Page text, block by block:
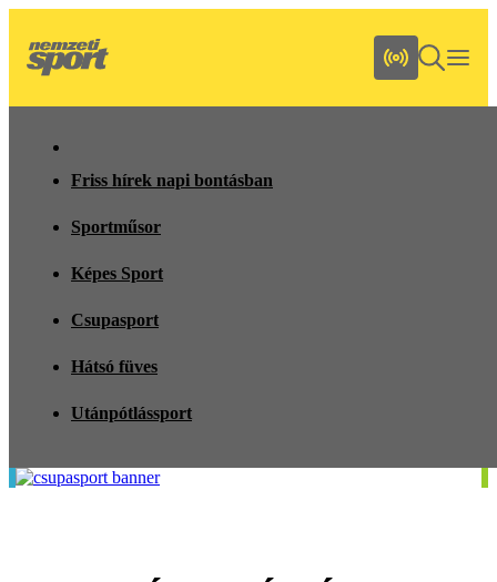
Friss hírek napi bontásban
Sportműsor
Képes Sport
Csupasport
Hátsó füves
Utánpótlássport